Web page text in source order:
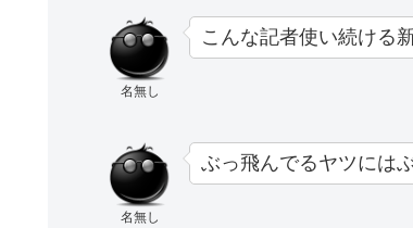
名無し
こんな記者使い続ける
名無し
ぶっ飛んでるヤツには